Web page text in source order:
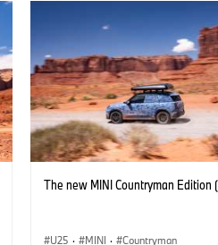
The new MINI Countryman Edition
U25 · MINI · Countryman